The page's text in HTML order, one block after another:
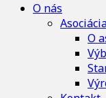
O nás
O